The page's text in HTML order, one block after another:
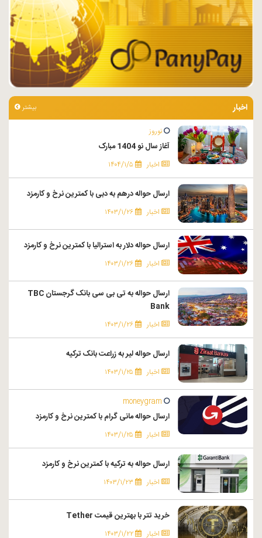
اخبار بیشتر
نوروز
آغاز سال نو 1404 مبارک
اخبار ۱۴۰۴/۱/۵
ارسال حواله درهم به دبی با کمترین نرخ و کارمزد
اخبار ۱۴۰۳/۱/۲۶
ارسال حواله دلار به استرالیا با کمترین نرخ و کارمزد
اخبار ۱۴۰۳/۱/۲۶
ارسال حواله به تی بی سی بانک گرجستان TBC
Bank
اخبار ۱۴۰۳/۱/۲۶
ارسال حواله لیر به زراعت بانک ترکیه
اخبار ۱۴۰۳/۱/۲۵
moneygram
ارسال حواله مانی گرام با کمترین نرخ و کارمزد
اخبار ۱۴۰۳/۱/۲۵
ارسال حواله به ترکیه با کمترین نرخ و کارمزد
اخبار ۱۴۰۳/۱/۲۳
خرید تتر با بهترین قیمت Tether
اخبار ۱۴۰۳/۱/۲۲